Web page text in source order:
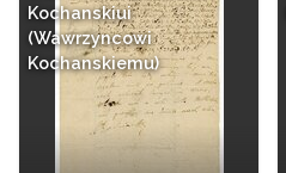
Kochanskiui
(Wawrzyncowi
Kochanskiemu)